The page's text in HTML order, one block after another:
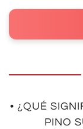
• ¿QUÉ
PINO